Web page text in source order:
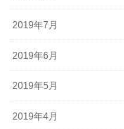
2019年7月
2019年6月
2019年5月
2019年4月